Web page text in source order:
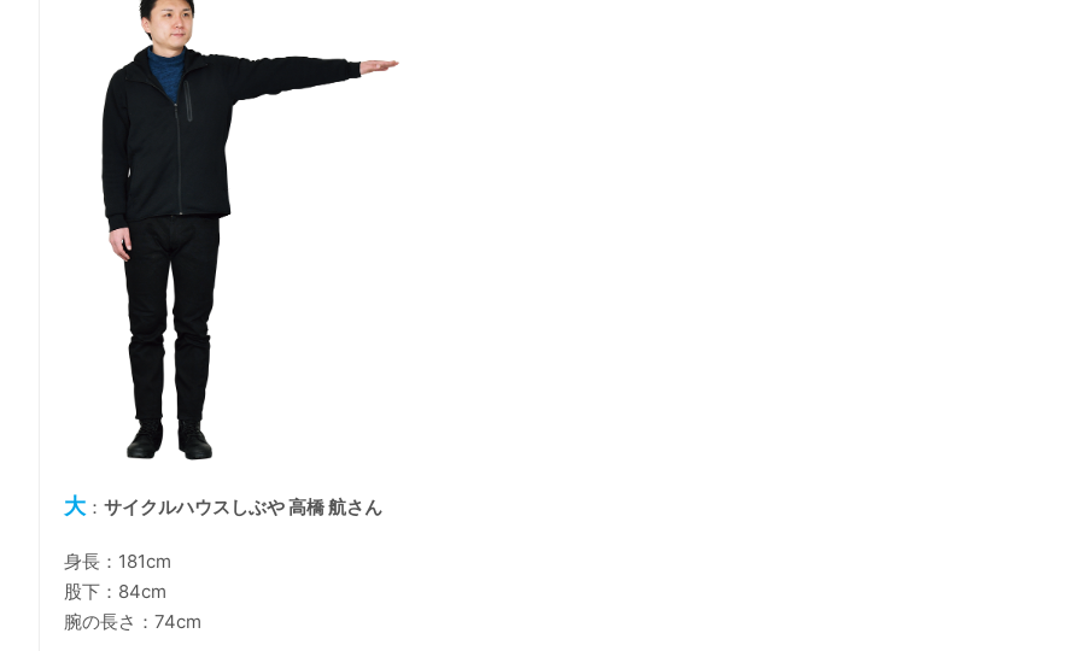
大 ： サイクルハウスしぶや 高橋 航さん
身長：181cm
股下：84cm
腕の長さ：74cm